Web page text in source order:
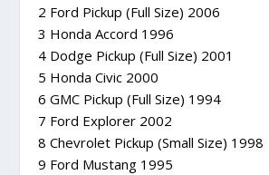
2 Ford Pickup (Full Size) 2006
3 Honda Accord 1996
4 Dodge Pickup (Full Size) 2001
5 Honda Civic 2000
6 GMC Pickup (Full Size) 1994
7 Ford Explorer 2002
8 Chevrolet Pickup (Small Size) 1998
9 Ford Mustang 1995